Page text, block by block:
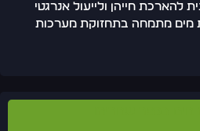
להארכת חייהן ולייעול אנרגטי
מים מתמחה בתחזוקת מערכות